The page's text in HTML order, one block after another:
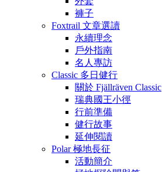
褲子
Foxtrail 文章選讀
永續理念
戶外指南
名人專訪
Classic 多日健行
關於 Fjällräven Classic
瑞典國王小徑
行前準備
健行故事
延伸閱讀
Polar 極地長征
活動簡介